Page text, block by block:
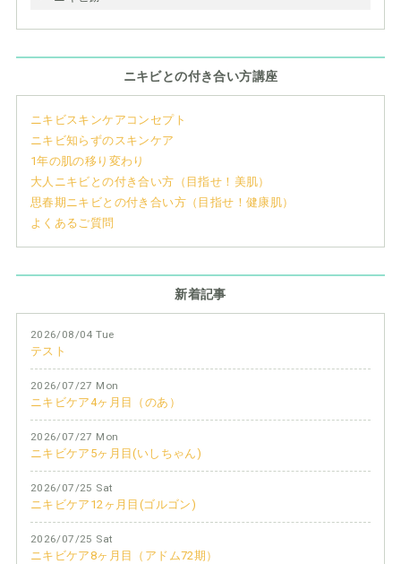
ニキビとの付き合い方講座
ニキビスキンケアコンセプト
ニキビ知らずのスキンケア
1年の肌の移り変わり
大人ニキビとの付き合い方（目指せ！美肌）
思春期ニキビとの付き合い方（目指せ！健康肌）
よくあるご質問
新着記事
2026/08/04 Tue
テスト
2026/07/27 Mon
ニキビケア4ヶ月目（のあ）
2026/07/27 Mon
ニキビケア5ヶ月目(いしちゃん)
2026/07/25 Sat
ニキビケア12ヶ月目(ゴルゴン)
2026/07/25 Sat
ニキビケア8ヶ月目（アドム72期）